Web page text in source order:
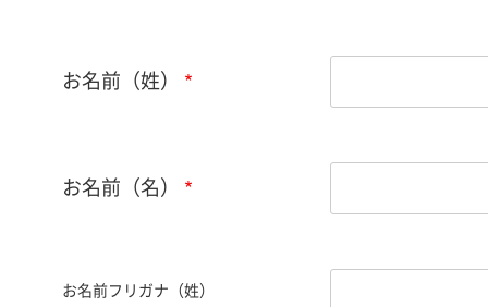
お名前（姓）
お名前（名）
お名前フリガナ（姓）